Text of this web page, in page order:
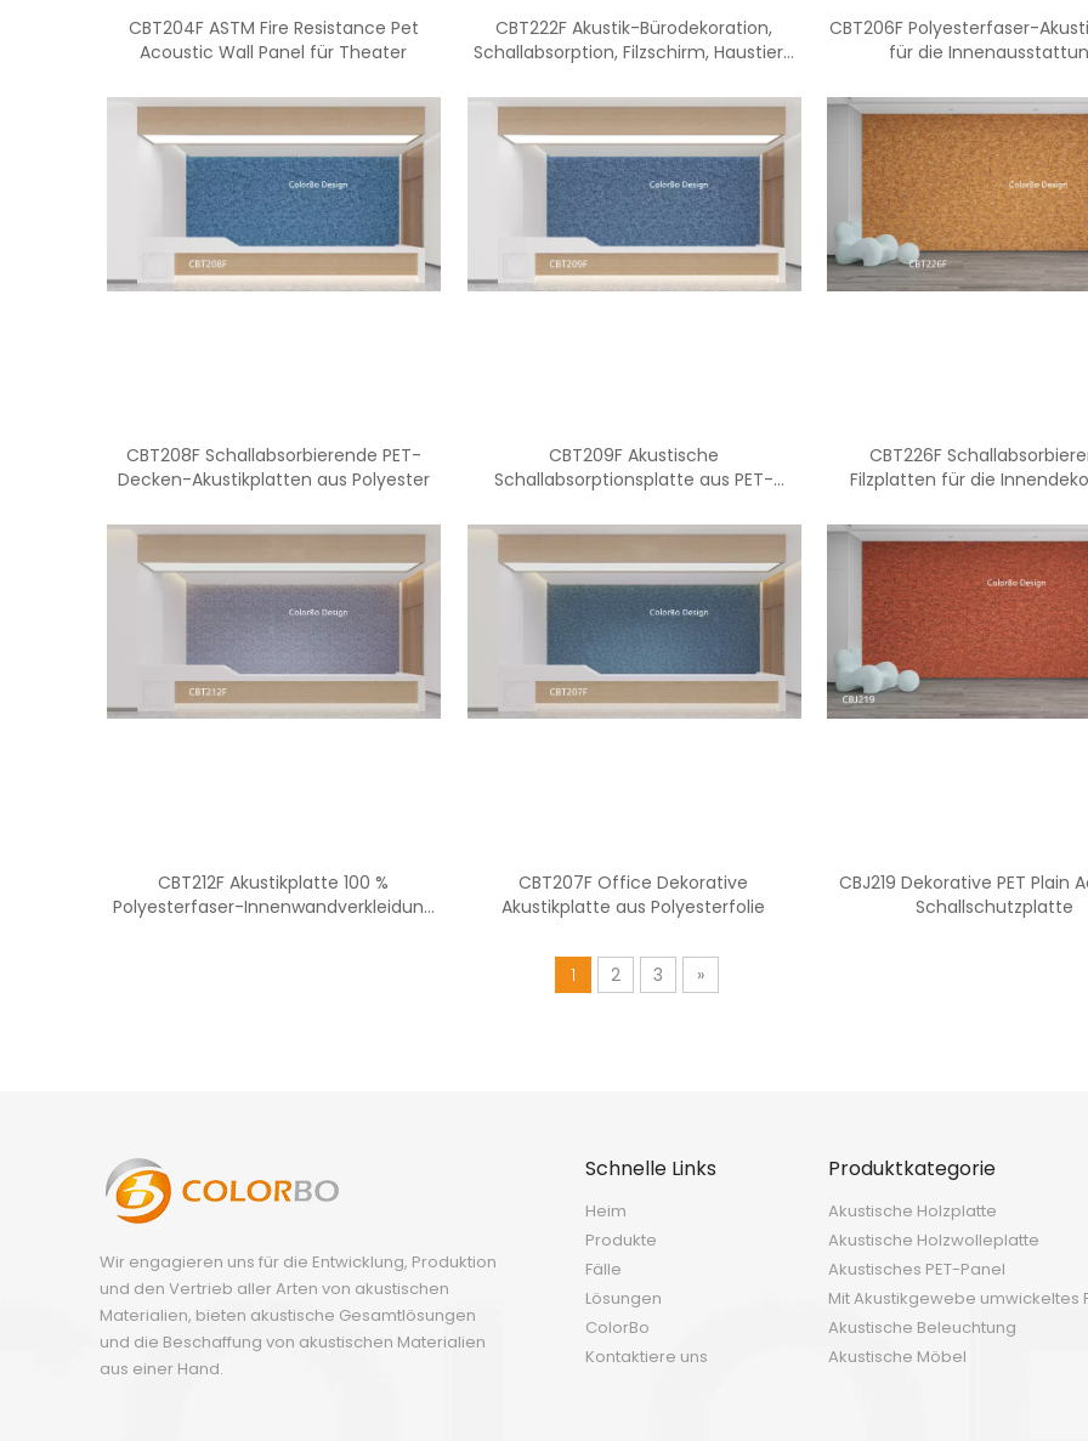
CBT204F ASTM Fire Resistance Pet
Acoustic Wall Panel für Theater
CBT222F Akustik-Bürodekoration,
Schallabsorption, Filzschirm, Haustier-
CBT206F Polyesterfaser-
für die
CBT208F Schallabsorbierende PET-
Decken-Akustikplatten aus Polyester
CBT209F Akustische
Schallabsorptionsplatte aus PET-
Bürodekoration
CBT226F
Filzplatten für die
CBT212F Akustikplatte 100 %
Polyesterfaser-Innenwandverkleidung
CBT207F Office Dekorative
Akustikplatte aus Polyesterfolie
CBJ219 Dekorative PET Plain
Schallschutzplatte
1 2 3 »
Wir engagieren uns für die Entwicklung, Produktion
und den Vertrieb aller Arten von akustischen
Materialien, bieten akustische Gesamtlösungen
und die Beschaffung von akustischen Materialien
aus einer Hand.
Schnelle Links
Heim
Produkte
Fälle
Lösungen
ColorBo
Kontaktiere uns
Produktkategorie
Akustische Holzplatte
Akustische Holzwolleplatte
Akustisches PET-Panel
Mit Akustikgewebe umwickeltes
Akustische Beleuchtung
Akustische Möbel